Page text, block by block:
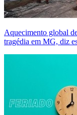
Aquecimento global
tragédia em MG, diz